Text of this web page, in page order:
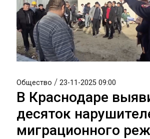
Общество / 23-11-2025 09:00
В Краснодаре
десяток
миграционного